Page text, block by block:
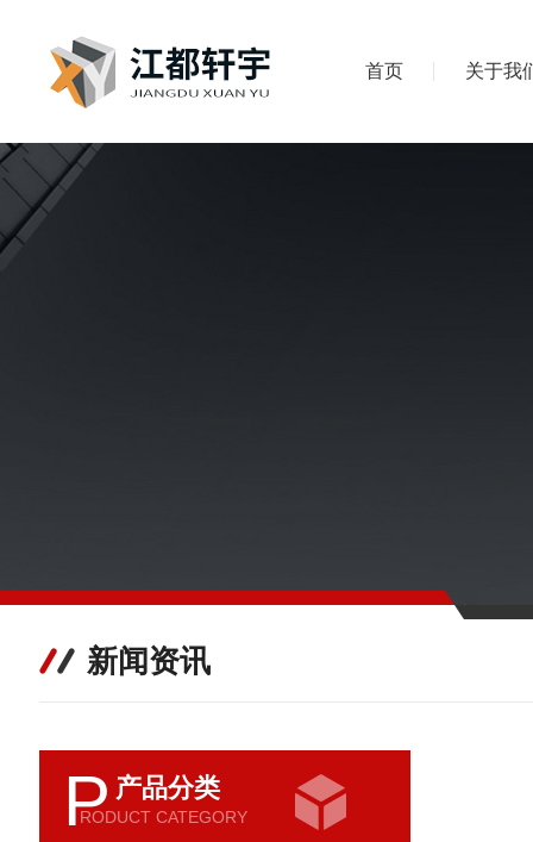
首页 关于我
新闻资讯
P 产品分类
RODUCT CATEGORY